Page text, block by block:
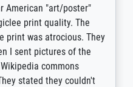
"art/poster"
quality. The
was atrocious. They
pictures of the
commons
they couldn't